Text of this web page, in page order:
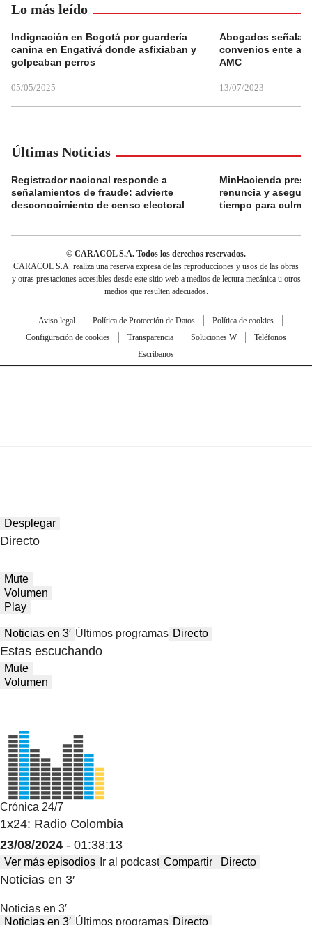
Lo más leído
Indignación en Bogotá por guardería
canina en Engativá donde asfixiaban y
golpeaban perros
05/05/2025
Abogados
convenios ente
AMC
13/07/2023
Últimas Noticias
Registrador nacional responde a
señalamientos de fraude: advierte
desconocimiento de censo electoral
MinHacienda
renuncia y
tiempo para
© CARACOL S.A. Todos los derechos reservados.
CARACOL S.A. realiza una reserva expresa de las reproducciones y usos de las obras
y otras prestaciones accesibles desde este sitio web a medios de lectura mecánica u otros
medios que resulten adecuados.
Aviso legal Política de Protección de Datos
Política de cookies
Configuración de cookies
Transparencia Soluciones W
Teléfonos
Escríbanos
Desplegar
Directo
Mute
Volumen
Play
Noticias en 3′ Últimos programas Directo
Estas escuchando
Mute
Volumen
Crónica 24/7
1x24: Radio Colombia
23/08/2024 - 01:38:13
Ver más episodios Ir al podcast Compartir Directo
Noticias en 3′
Noticias en 3′
Noticias en 3′ Últimos programas Directo